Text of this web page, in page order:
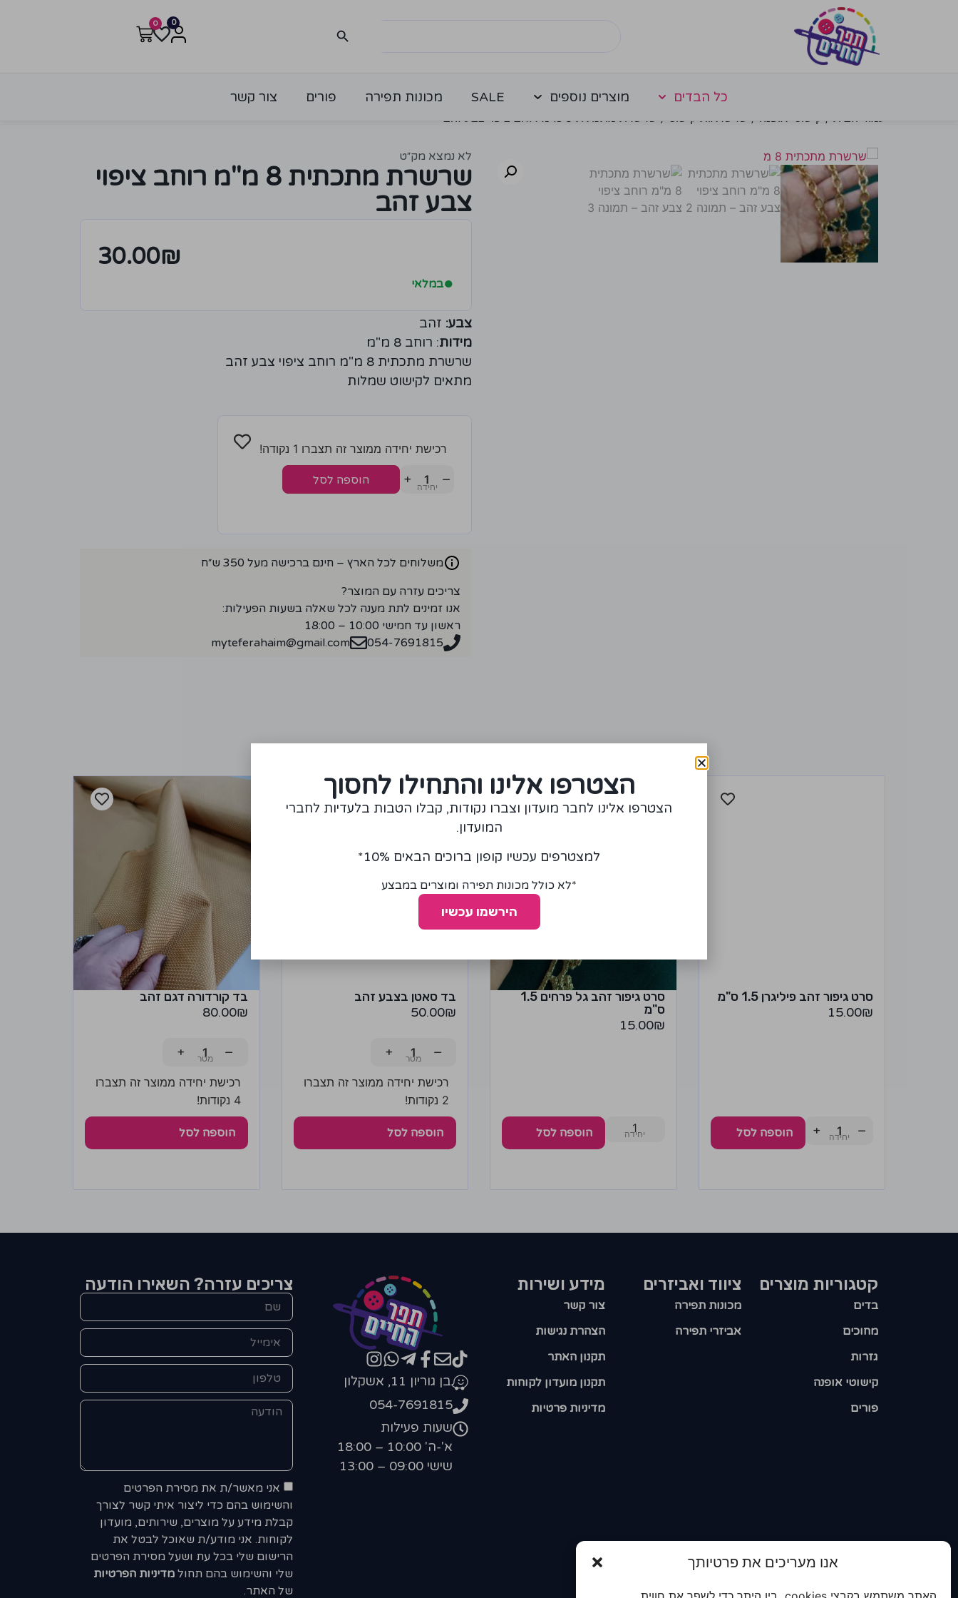
אנו מעריכים את פרטיותך
0
0
כל הבדים מוצרים נוספים SALE מכונות תפירה פורים צור קשר
לא נמצא מק״ט
שרשרת מתכתית 8 מ"מ רוחב ציפוי
צבע זהב
30.00₪
●במלאי
צבע: זהב
מידות: רוחב 8 מ"מ
שרשרת מתכתית 8 מ"מ רוחב ציפוי צבע זהב
מתאים לקישוט שמלות
רכישת יחידה ממוצר זה תצברו 1 נקודה!
−
+ הוספה לסל
משלוחים לכל הארץ – חינם ברכישה מעל 350 ש״ח
צריכים עזרה עם המוצר?
אנו זמינים לתת מענה לכל שאלה בשעות הפעילות:
ראשון עד חמישי 10:00 – 18:00
054-7691815
myteferahaim@gmail.com
סרט גיפור זהב פיליגרן 1.5 ס"מ
15.00₪
−
+ הוספה לסל
סרט גיפור זהב גל פרחים 1.5
ס"מ
15.00₪
1 הוספה לסל
בד סאטן בצבע זהב
50.00₪
−
+
רכישת יחידה ממוצר זה תצברו
2 נקודות!
הוספה לסל
בד קורדורה דגם זהב
80.00₪
−
+
רכישת יחידה ממוצר זה תצברו
4 נקודות!
הוספה לסל
קטגוריות מוצרים​
בדים
מחוכים
גזרות
קישוטי אופנה
פורים
ציווד ואביזרים
מכונות תפירה
אביזרי תפירה
מידע ושירות
צור קשר
הצהרת נגישות
תקנון האתר
תקנון מועדון לקוחות
מדיניות פרטיות
בן גוריון 11, אשקלון
054-7691815
שעות פעילות
א'-ה' 10:00 – 18:00
שישי 09:00 – 13:00
צריכים עזרה? השאירו הודעה
אני מאשר/ת את מסירת הפרטים
והשימוש בהם כדי ליצור איתי קשר לצורך
קבלת מידע על מוצרים, שירותים, מועדון
לקוחות. אני מודע/ת שאוכל לבטל את
הרישום שלי בכל עת ושעל מסירת הפרטים
שלי והשימוש בהם תחול מדיניות הפרטיות
של האתר.
הצטרפו אלינו והתחילו לחסוך
הצטרפו אלינו לחבר מועדון וצברו נקודות, קבלו הטבות בלעדיות לחברי
המועדון.
למצטרפים עכשיו קופון ברוכים הבאים 10%*
*לא כולל מכונות תפירה ומוצרים במבצע
הירשמו עכשיו